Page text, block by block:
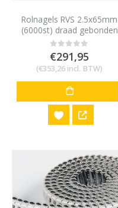
Rolnagels RVS 2.5x65mm
(6000st) draad gebonden
bolkop vlakke rol
0out of 5
€291,95
(€353,26 incl. BTW)